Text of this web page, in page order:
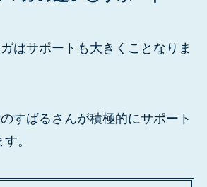
はサポートも大きくことなりま
すばるさんが積極的にサポート
。